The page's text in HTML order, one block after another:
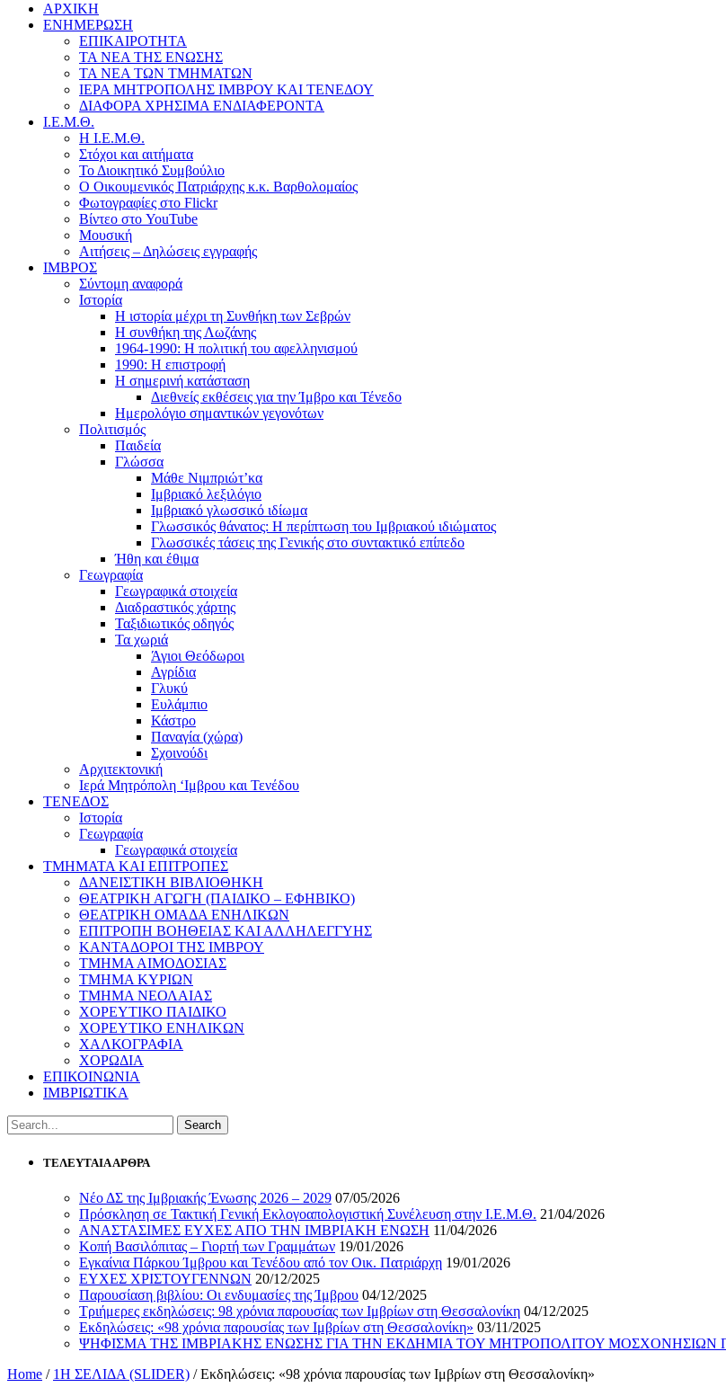
ΑΡΧΙΚΗ
ΕΝΗΜΕΡΩΣΗ
ΕΠΙΚΑΙΡΟΤΗΤΑ
ΤΑ ΝΕΑ ΤΗΣ ΕΝΩΣΗΣ
ΤΑ ΝΕΑ ΤΩΝ ΤΜΗΜΑΤΩΝ
ΙΕΡΑ ΜΗΤΡΟΠΟΛΗΣ ΙΜΒΡΟΥ ΚΑΙ ΤΕΝΕΔΟΥ
ΔΙΑΦΟΡΑ ΧΡΗΣΙΜΑ ΕΝΔΙΑΦΕΡΟΝΤΑ
Ι.Ε.Μ.Θ.
Η Ι.Ε.Μ.Θ.
Στόχοι και αιτήματα
Το Διοικητικό Συμβούλιο
Ο Οικουμενικός Πατριάρχης κ.κ. Βαρθολομαίος
Φωτογραφίες στο Flickr
Βίντεο στο YouTube
Μουσική
Αιτήσεις – Δηλώσεις εγγραφής
ΙΜΒΡΟΣ
Σύντομη αναφορά
Ιστορία
Η ιστορία μέχρι τη Συνθήκη των Σεβρών
Η συνθήκη της Λωζάνης
1964-1990: Η πολιτική του αφελληνισμού
1990: Η επιστροφή
Η σημερινή κατάσταση
Διεθνείς εκθέσεις για την Ίμβρο και Τένεδο
Ημερολόγιο σημαντικών γεγονότων
Πολιτισμός
Παιδεία
Γλώσσα
Μάθε Νιμπριώτ’κα
Ιμβριακό λεξιλόγιο
Ιμβριακό γλωσσικό ιδίωμα
Γλωσσικός θάνατος: Η περίπτωση του Ιμβριακού ιδιώματος
Γλωσσικές τάσεις της Γενικής στο συντακτικό επίπεδο
Ήθη και έθιμα
Γεωγραφία
Γεωγραφικά στοιχεία
Διαδραστικός χάρτης
Ταξιδιωτικός οδηγός
Τα χωριά
Άγιοι Θεόδωροι
Αγρίδια
Γλυκύ
Ευλάμπιο
Κάστρο
Παναγία (χώρα)
Σχοινούδι
Αρχιτεκτονική
Ιερά Μητρόπολη ‘Ιμβρου και Τενέδου
ΤΕΝΕΔΟΣ
Ιστορία
Γεωγραφία
Γεωγραφικά στοιχεία
ΤΜΗΜΑΤΑ ΚΑΙ ΕΠΙΤΡΟΠΕΣ
ΔΑΝΕΙΣΤΙΚΗ ΒΙΒΛΙΟΘΗΚΗ
ΘΕΑΤΡΙΚΗ ΑΓΩΓΗ (ΠΑΙΔΙΚΟ – ΕΦΗΒΙΚΟ)
ΘΕΑΤΡΙΚΗ ΟΜΑΔΑ ΕΝΗΛΙΚΩΝ
ΕΠΙΤΡΟΠΗ ΒΟΗΘΕΙΑΣ ΚΑΙ ΑΛΛΗΛΕΓΓΥΗΣ
ΚΑΝΤΑΔΟΡΟΙ ΤΗΣ ΙΜΒΡΟΥ
ΤΜΗΜΑ ΑΙΜΟΔΟΣΙΑΣ
ΤΜΗΜΑ ΚΥΡΙΩΝ
ΤΜΗΜΑ ΝΕΟΛΑΙΑΣ
ΧΟΡΕΥΤΙΚΟ ΠΑΙΔΙΚΟ
ΧΟΡΕΥΤΙΚΟ ΕΝΗΛΙΚΩΝ
ΧΑΛΚΟΓΡΑΦΙΑ
ΧΟΡΩΔΙΑ
ΕΠΙΚΟΙΝΩΝΙΑ
ΙΜΒΡΙΩΤΙΚΑ
ΤΕΛΕΥΤΑΙΑ ΑΡΘΡΑ
Νέο ΔΣ της Ιμβριακής Ένωσης 2026 – 2029 07/05/2026
Πρόσκληση σε Τακτική Γενική Εκλογοαπολογιστική Συνέλευση στην Ι.Ε.Μ.Θ. 21/04/2026
ΑΝΑΣΤΑΣΙΜΕΣ ΕΥΧΕΣ ΑΠΟ ΤΗΝ ΙΜΒΡΙΑΚΗ ΕΝΩΣΗ 11/04/2026
Κοπή Βασιλόπιτας – Γιορτή των Γραμμάτων 19/01/2026
Εγκαίνια Πάρκου Ίμβρου και Τενέδου από τον Οικ. Πατριάρχη 19/01/2026
ΕΥΧΕΣ ΧΡΙΣΤΟΥΓΕΝΝΩΝ 20/12/2025
Παρουσίαση βιβλίου: Οι ενδυμασίες της Ίμβρου 04/12/2025
Τριήμερες εκδηλώσεις: 98 χρόνια παρουσίας των Ιμβρίων στη Θεσσαλονίκη 04/12/2025
Εκδηλώσεις: «98 χρόνια παρουσίας των Ιμβρίων στη Θεσσαλονίκη» 03/11/2025
ΨΗΦΙΣΜΑ ΤΗΣ ΙΜΒΡΙΑΚΗΣ ΕΝΩΣΗΣ ΓΙΑ ΤΗΝ ΕΚΔΗΜΙΑ ΤΟΥ ΜΗΤΡΟΠΟΛΙΤΟΥ
Home / 1Η ΣΕΛΙΔΑ (SLIDER) /Εκδηλώσεις: «98 χρόνια παρουσίας των Ιμβρίων στη Θεσσαλονίκη»